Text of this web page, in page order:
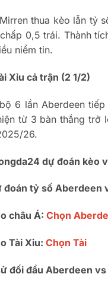
thua kèo lẫn tỷ
0,5 trái. Thành
niềm tin.
Xỉu cả trận (2 1/2)
6 lần Aberdeen
từ 3 bàn thắng trở
26.
dự đoán kèo
tỷ số Aberdeen
châu Á: Chọn
Tài Xỉu: Chọn Tài
đối đầu Aberdeen